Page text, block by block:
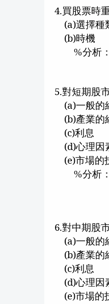
4.買股票時
(a)選擇種
(b)時機
%分析
5.對短期股
(a)一般的
(b)產業的
(c)利息
(d)心理因
(e)市場的
%分析
6.對中期股
(a)一般的
(b)產業的
(c)利息
(d)心理因
(e)市場的